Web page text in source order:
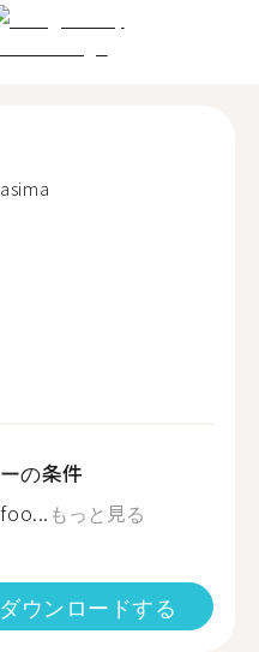
の条件
もっと見る
ウンロードする